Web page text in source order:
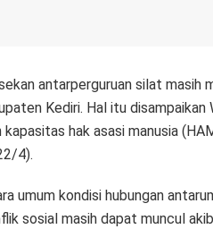
antarperguruan silat masih
Kediri. Hal itu
hak asasi manusia
4).
umum kondisi hubungan
sosial masih dapat muncul